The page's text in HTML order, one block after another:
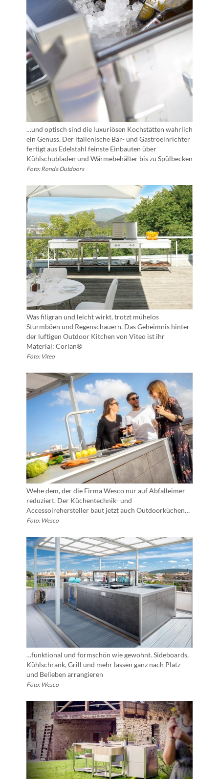
…und optisch sind die luxuriösen Kochstätten wahrlich
ein Genuss. Der italienische Bar- und Gastroeinrichter
fertigt aus Edelstahl feinste Einbauten über
Kühlschubladen und Wärmebehälter bis zu Spülbecken
Foto: Ronda Outdoors
Was filigran und leicht wirkt, trotzt mühelos
Sturmböen und Regenschauern. Das Geheimnis hinter
der luftigen Outdoor Kitchen von Viteo ist ihr
Material: Corian®
Foto: Viteo
Wehe dem, der die Firma Wesco nur auf Abfalleimer
reduziert. Der Küchentechnik- und
Accessoirehersteller baut jetzt auch Outdoorküchen…
Foto: Wesco
…funktional und formschön wie gewohnt. Sideboards,
Kühlschrank, Grill und mehr lassen ganz nach Platz
und Belieben arrangieren
Foto: Wesco